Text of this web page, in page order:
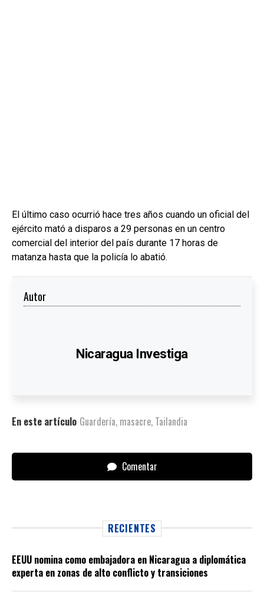
El último caso ocurrió hace tres años cuando un oficial del
ejército mató a disparos a 29 personas en un centro
comercial del interior del país durante 17 horas de
matanza hasta que la policía lo abatió.
Autor
Nicaragua Investiga
En este artículo Guardería, masacre, Tailandia
Comentar
RECIENTES
EEUU nomina como embajadora en Nicaragua a diplomática
experta en zonas de alto conflicto y transiciones